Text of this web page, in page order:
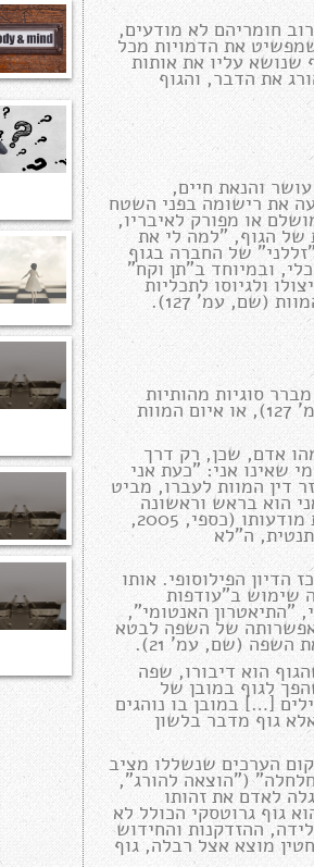
חומריהם לא מודעים,
את הדמויות מכל
שנושא עליו את אותות
היינו, הגוף הסמלי שהורג את הדבר, והגוף
והנאת חיים,
התרבות המטביעה את רישומה בפני השטח
או מפורק לאיבריו,
עמ' 121). המטפורה הקניבלית של הגוף, "למה לי את
את השימוש ה"זללני" של החברה בגוף
ובמיוחד ב"תן וקח"
לניצולו ולגיוסו לתכליות
(שם, עמ' 127).
סוגיות מהותיות
ומטפיזיות: זהותו של הסובייקט (האישי והקולקטיבי), ואיום המוות לנוכח החיים (שם, עמ' 127), או איום המוות
אדם, שכן, רק דרך
שאינו אני: "כעת אני
דין המוות לעברו, מביט
דבר אינו רועד אתו" ("הוצאה להורג", 1988, עמ' 18-19). האני הוא בראש וראשונה
חומר אורגני חי, והפיזיות שלו, המגיבה ברעד על נוכחותו המידית של המוות, היא ראשית מודעותו (כספי, 2005,
ה"לא
למרכז הדיון הפילוסופי. אותו
שימוש ב"עודפות
"התיאטרון האנטומי",
קץ אפשרותה של השפה לבטא
(שם, עמ' 21).
הוא דיבורו, שפה
(1988, עמ' 84). היינו, דיבור שהפך לגוף במובן של
[…] במובן בו נוהגים
ייצוג ריק שאינו אלא גוף מדבר בלשון
הערכים שנשללו מציב
("הוצאה להורג",
לאדם את זהותו
(כספי, 2005, עמ' 136). הגוף הלויני הוא גוף גרוטסקי הכולל לא
ההזדקנות והחידוש
מוצא אצל רבלה, גוף